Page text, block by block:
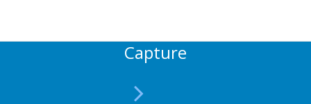
Capture